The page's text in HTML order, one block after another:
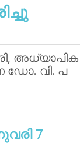
അധ്യാപിക
ഡോ. വി. പ
7